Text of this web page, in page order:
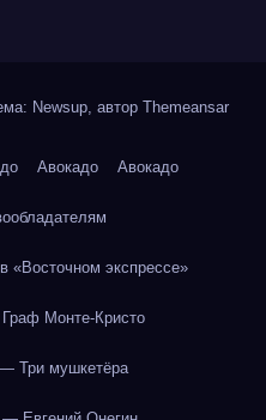
Newsup, автор Themeansar
Авокадо Авокадо
«Восточном экспрессе»
Монте-Кристо
Три мушкетёра